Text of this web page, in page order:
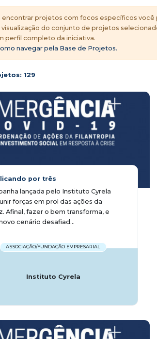
encontrar projetos com focos específicos
do conjunto de projetos
perfil completo da iniciativa.
navegar pela Base de Projetos.
129
por três
lançada pelo Instituto Cyrela
forças em prol das ações da
Afinal, fazer o bem transforma, e
cenário desafiad...
ASSOCIAÇÃO/FUNDAÇÃO EMPRESARIAL
Instituto Cyrela